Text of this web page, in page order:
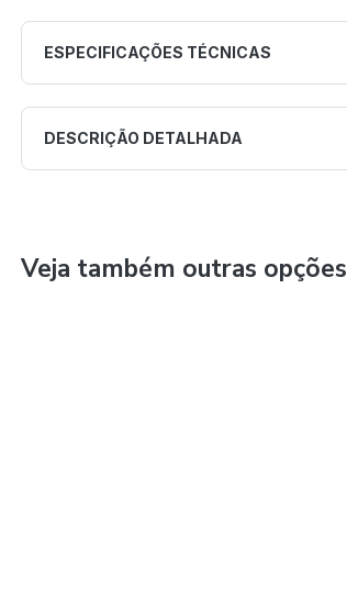
ESPECIFICAÇÕES TÉCNICAS
DESCRIÇÃO DETALHADA
Veja também outras opções